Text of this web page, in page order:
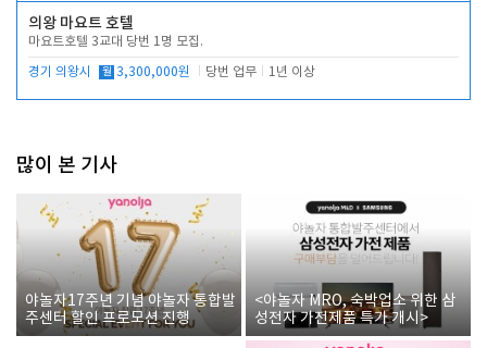
의왕 마요트 호텔
마요트호텔 3교대 당번 1명 모집.
경기 의왕시 월 3,300,000원 당번 업무 1년 이상
많이 본 기사
야놀자17주년 기념 야놀자 통합발
주센터 할인 프로모션 진행
<야놀자 MRO, 숙박업소 위한 삼
성전자 가전제품 특가 개시>